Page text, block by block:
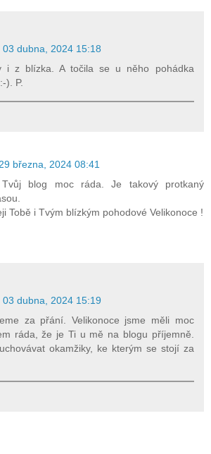
03 dubna, 2024 15:18
i z blízka. A točila se u něho pohádka
). P.
29 března, 2024 08:41
blog moc ráda. Je takový protkaný
Tobě i Tvým blízkým pohodové Velikonoce !
03 dubna, 2024 15:19
za přání. Velikonoce jsme měli moc
ráda, že je Ti u mě na blogu příjemně.
okamžiky, ke kterým se stojí za